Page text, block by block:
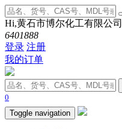
Hi,黄石市博尔化工有限公
6401888
登录 注册
我的订单
0
Toggle navigation